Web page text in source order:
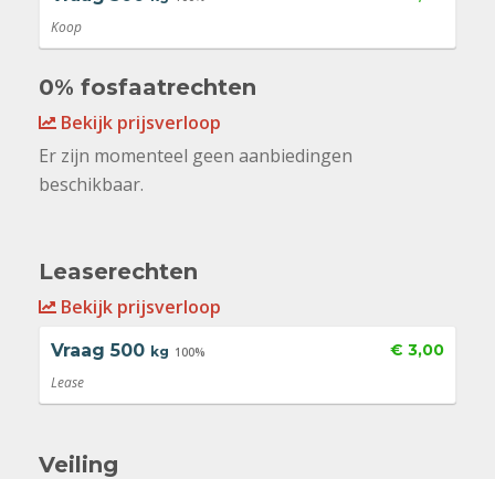
Koop
0% fosfaatrechten
Bekijk prijsverloop
Er zijn momenteel geen aanbiedingen
beschikbaar.
Leaserechten
Bekijk prijsverloop
Vraag 500 kg 100% € 3,00
Lease
Veiling